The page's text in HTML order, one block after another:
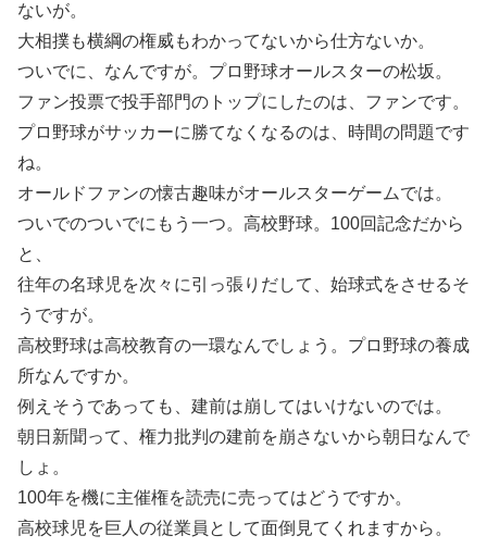
ないが。
大相撲も横綱の権威もわかってないから仕方ないか。
ついでに、なんですが。プロ野球オールスターの松坂。
ファン投票で投手部門のトップにしたのは、ファンです。
プロ野球がサッカーに勝てなくなるのは、時間の問題です
ね。
オールドファンの懐古趣味がオールスターゲームでは。
ついでのついでにもう一つ。高校野球。100回記念だから
と、
往年の名球児を次々に引っ張りだして、始球式をさせるそ
うですが。
高校野球は高校教育の一環なんでしょう。プロ野球の養成
所なんですか。
例えそうであっても、建前は崩してはいけないのでは。
朝日新聞って、権力批判の建前を崩さないから朝日なんで
しょ。
100年を機に主催権を読売に売ってはどうですか。
高校球児を巨人の従業員として面倒見てくれますから。